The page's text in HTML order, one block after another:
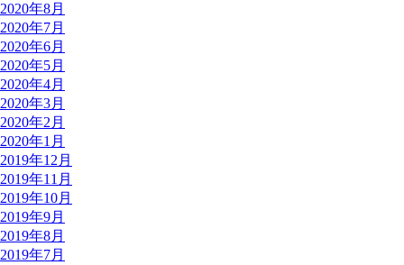
2020年8月
2020年7月
2020年6月
2020年5月
2020年4月
2020年3月
2020年2月
2020年1月
2019年12月
2019年11月
2019年10月
2019年9月
2019年8月
2019年7月